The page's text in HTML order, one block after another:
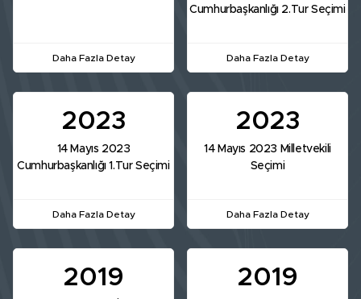
Daha Fazla Detay
Cumhurbaşkanlığı 2.Tur Seçimi
Daha Fazla Detay
2023
14 Mayıs 2023
Cumhurbaşkanlığı 1.Tur Seçimi
Daha Fazla Detay
2023
14 Mayıs 2023 Milletvekili
Seçimi
Daha Fazla Detay
2019 2019